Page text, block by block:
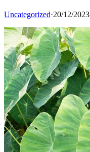
Uncategorized·20/12/2023